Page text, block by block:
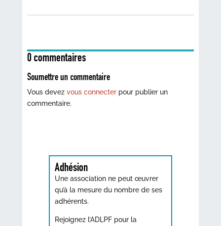
0 commentaires
Soumettre un commentaire
Vous devez vous connecterpour publier un
commentaire.
Adhésion
Une association ne peut œuvrer
qu’à la mesure du nombre de ses
adhérents.
Rejoignez l’ADLPF pour la